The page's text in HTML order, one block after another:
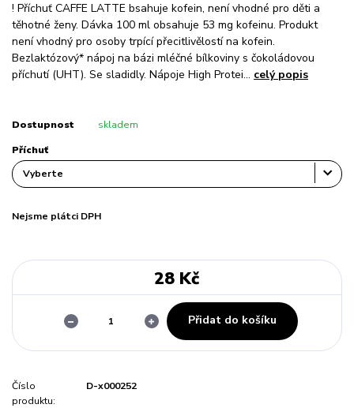
! Příchuť CAFFE LATTE bsahuje kofein, není vhodné pro děti a
těhotné ženy. Dávka 100 ml obsahuje 53 mg kofeinu. Produkt
není vhodný pro osoby trpící přecitlivělostí na kofein.
Bezlaktózový* nápoj na bázi mléčné bílkoviny s čokoládovou
příchutí (UHT). Se sladidly. Nápoje High Protei... celý popis
Dostupnost skladem
Příchuť
Nejsme plátci DPH
28 Kč
Přidat do košíku
Číslo
produktu:
D-x000252